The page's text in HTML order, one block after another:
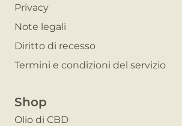
Privacy
Note legali
Diritto di recesso
Termini e condizioni del servizio
Shop
Olio di CBD